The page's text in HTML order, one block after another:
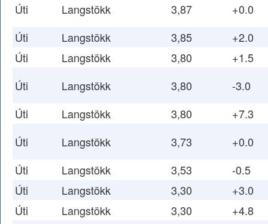
Úti
Langstökk 3,87
+0.0
Úti
Langstökk 3,85
+2.0
Úti
Langstökk 3,80
+1.5
Úti
Langstökk 3,80
-3.0
Úti
Langstökk 3,80
+7.3
Úti
Langstökk 3,73
+0.0
Úti
Langstökk 3,53
-0.5
Úti
Langstökk 3,30
+3.0
Úti
Langstökk 3,30
+4.8